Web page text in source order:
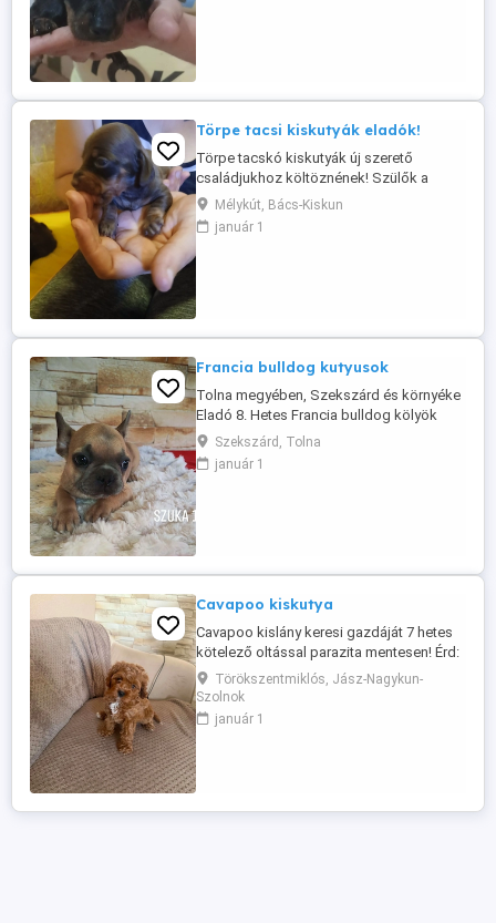
Törpe tacsi kiskutyák eladók!
Törpe tacskó kiskutyák új szerető
családjukhoz költöznének! Szülők a
helyszínen megtekinthetőek! Oltással eü
kiskönyvvel rendszeres féregtelenítéssel
vihetőek! Hívj bátran a 06 30 591 13 08
Mélykút, Bács-Kiskun
január 1
Francia bulldog kutyusok
Tolna megyében, Szekszárd és környéke
Eladó 8. Hetes Francia bulldog kölyök
kutyusok . Felelőségteljes Gazdikat
keresünk akik szerető otthont tudnak
biztosítani a kutyusok számára.
Szekszárd, Tolna
január 1
Cavapoo kiskutya
Cavapoo kislány keresi gazdáját 7 hetes
kötelező oltással parazita mentesen! Érd:
06709428927
Törökszentmiklós, Jász-Nagykun-
Szolnok
január 1